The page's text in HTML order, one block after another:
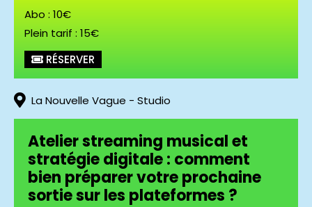
Abo : 10€
Plein tarif : 15€
RÉSERVER
La Nouvelle Vague - Studio
Atelier streaming musical et
stratégie digitale : comment
bien préparer votre prochaine
sortie sur les plateformes ?